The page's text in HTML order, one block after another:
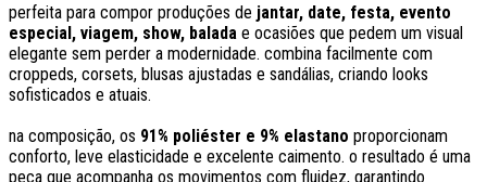
perfeita para compor produções de jantar, date, festa, evento
especial, viagem, show, balada e ocasiões que pedem um visual
elegante sem perder a modernidade. combina facilmente com
croppeds, corsets, blusas ajustadas e sandálias, criando looks
sofisticados e atuais.
na composição, os 91% poliéster e 9% elastano proporcionam
conforto, leve elasticidade e excelente caimento. o resultado é uma
peça que acompanha os movimentos com fluidez, garantindo